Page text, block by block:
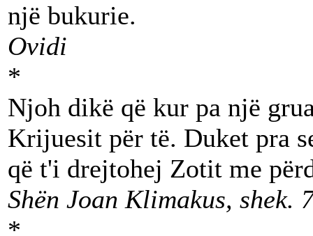
një bukurie.
Ovidi
*
Njoh dikë që kur pa një
Krijuesit për të. Duket pra
që t'i drejtohej Zotit me
Shën Joan Klimakus, shek.
*